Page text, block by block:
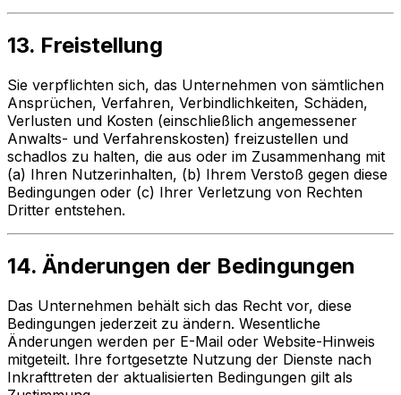
13. Freistellung
Sie verpflichten sich, das Unternehmen von sämtlichen
Ansprüchen, Verfahren, Verbindlichkeiten, Schäden,
Verlusten und Kosten (einschließlich angemessener
Anwalts- und Verfahrenskosten) freizustellen und
schadlos zu halten, die aus oder im Zusammenhang mit
(a) Ihren Nutzerinhalten, (b) Ihrem Verstoß gegen diese
Bedingungen oder (c) Ihrer Verletzung von Rechten
Dritter entstehen.
14. Änderungen der Bedingungen
Das Unternehmen behält sich das Recht vor, diese
Bedingungen jederzeit zu ändern. Wesentliche
Änderungen werden per E-Mail oder Website-Hinweis
mitgeteilt. Ihre fortgesetzte Nutzung der Dienste nach
Inkrafttreten der aktualisierten Bedingungen gilt als